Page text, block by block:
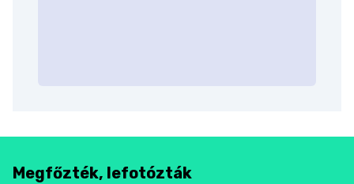
Megfőzték, lefotózták